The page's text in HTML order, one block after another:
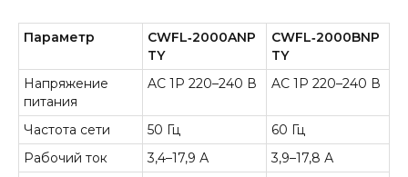
Параметр
CWFL‑2000ANP
TY
CWFL‑2000BNP
TY
Напряжение
питания
AC 1P 220–240 В AC 1P 220–240 В
Частота сети 50 Гц
60 Гц
Рабочий ток
3,4–17,9 А
3,9–17,8 А